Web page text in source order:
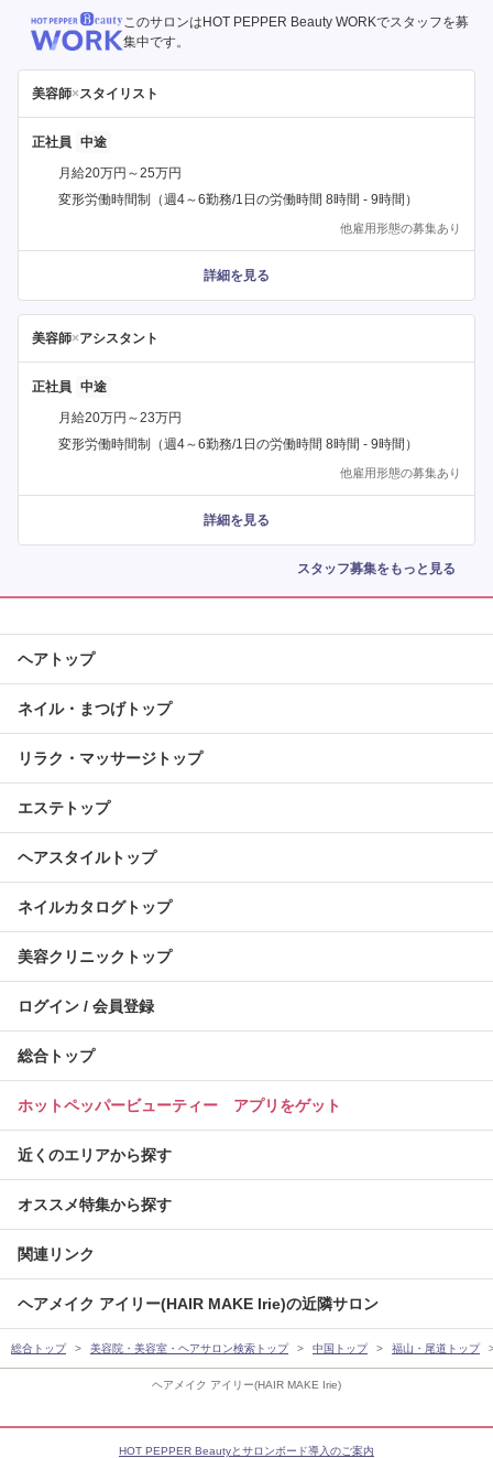
ヘアメイク アイリー(HAIR MAKE Irie)
このサロンはHOT PEPPER Beauty WORKでスタッフを募
集中です。
美容師× スタイリスト
正社員
月給20万円～25万円
変形労働時間制（週4～6勤務/1日の労働時間 8時間 - 9時間）
他雇用形態の募集あり
詳細を見る
美容師×アシスタント
正社員
月給20万円～23万円
変形労働時間制（週4～6勤務/1日の労働時間 8時間 - 9時間）
他雇用形態の募集あり
詳細を見る
スタッフ募集をもっと見る
ヘアトップ
ネイル・まつげトップ
リラク・マッサージトップ
エステトップ
ヘアスタイルトップ
ネイルカタログトップ
美容クリニックトップ
ログイン / 会員登録
総合トップ
ホットペッパービューティー アプリをゲット
近くのエリアから探す
オススメ特集から探す
関連リンク
ヘアメイク アイリー(HAIR MAKE Irie)の近隣サロン
総合トップ 美容院・美容室・ヘアサロン検索トップ 中国トップ 福山・尾道トップ
HOT PEPPER Beautyとサロンボード導入のご案内